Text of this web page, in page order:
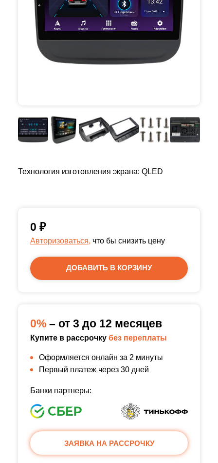
Технология изготовления экрана: QLED
0 ₽
Авторизоваться, что бы снизить цену
ДОБАВИТЬ В КОРЗИНУ
0% – от 3 до 12 месяцев
Купите в рассрочку без переплаты
Оформляется онлайн за 2 минуты
Первый платеж через 30 дней
Банки партнеры:
ЗАЯВКА НА РАССРОЧКУ